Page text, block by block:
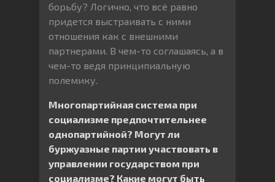
борьбу? Логично, что всё равно
придется выстраивать с ними
отношения как с внешними
партнерами. В чем-то соглашаясь, а в
чем-то ведя принципиальную
полемику.
Многопартийная система при
социализме предпочтительнее
однопартийной? Могут ли
буржуазные партии участвовать в
управлении государством при
социализме? Какие могут быть